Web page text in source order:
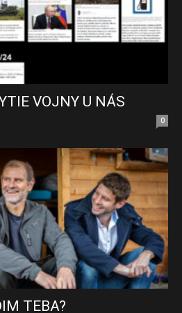
VOJNY U NÁS
0
TEBA?